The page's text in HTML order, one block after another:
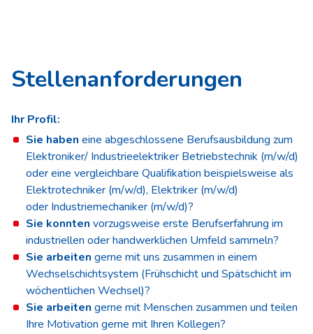
Stellenanforderungen
Ihr Profil:
Sie haben eine abgeschlossene Berufsausbildung zum
Elektroniker/ Industrieelektriker Betriebstechnik (m/w/d)
oder eine vergleichbare Qualifikation beispielsweise als
Elektrotechniker (m/w/d), Elektriker (m/w/d)
oder Industriemechaniker (m/w/d)?
Sie konnten vorzugsweise erste Berufserfahrung im
industriellen oder handwerklichen Umfeld sammeln?
Sie arbeiten gerne mit uns zusammen in einem
Wechselschichtsystem (Frühschicht und Spätschicht im
wöchentlichen Wechsel)?
Sie arbeiten gerne mit Menschen zusammen und teilen
Ihre Motivation gerne mit Ihren Kollegen?